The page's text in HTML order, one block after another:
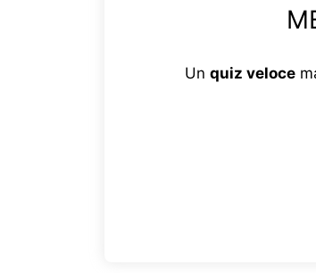
Un quiz veloce